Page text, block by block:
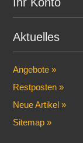
Aktuelles
Angebote »
Restposten »
Neue Artikel »
Sitemap »